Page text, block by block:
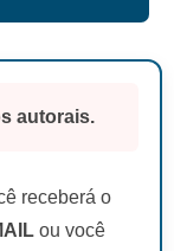
autorais.
receberá o
ou você